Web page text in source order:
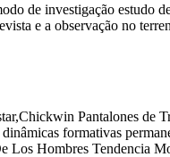
de investigação estudo
e a observação no
Pantalones de
formativas
Los Hombres Tendencia